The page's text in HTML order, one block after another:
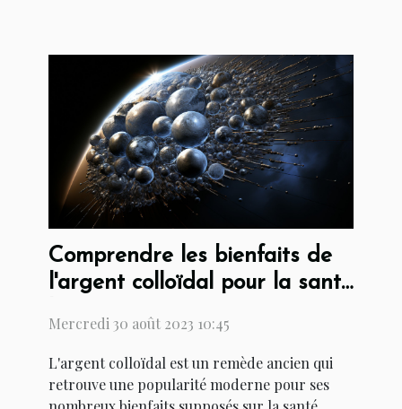
Comprendre les bienfaits de
l'argent colloïdal pour la santé
Mercredi 30 août 2023 10:45
L'argent colloïdal est un remède ancien qui
retrouve une popularité moderne pour ses